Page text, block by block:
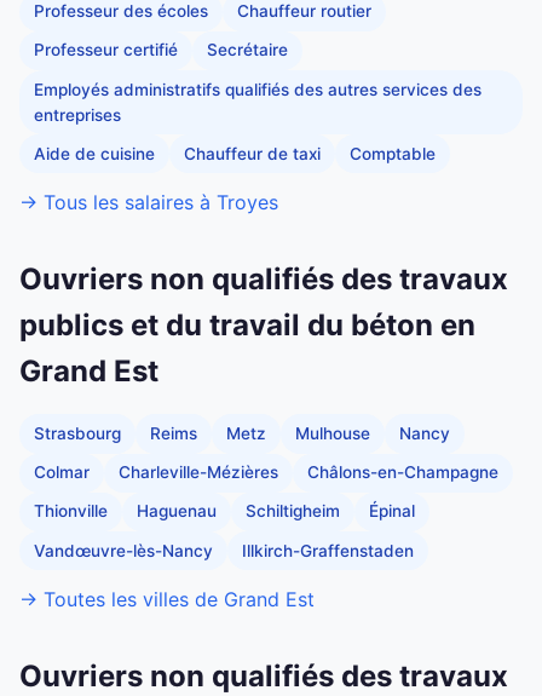
Professeur des écoles Chauffeur routier
Professeur certifié Secrétaire
Employés administratifs qualifiés des autres services des
entreprises
Aide de cuisine Chauffeur de taxi Comptable
→ Tous les salaires à Troyes
Ouvriers non qualifiés des travaux
publics et du travail du béton en
Grand Est
Strasbourg Reims Metz Mulhouse Nancy
Colmar Charleville-Mézières Châlons-en-Champagne
Thionville Haguenau Schiltigheim Épinal
Vandœuvre-lès-Nancy Illkirch-Graffenstaden
→ Toutes les villes de Grand Est
Ouvriers non qualifiés des travaux